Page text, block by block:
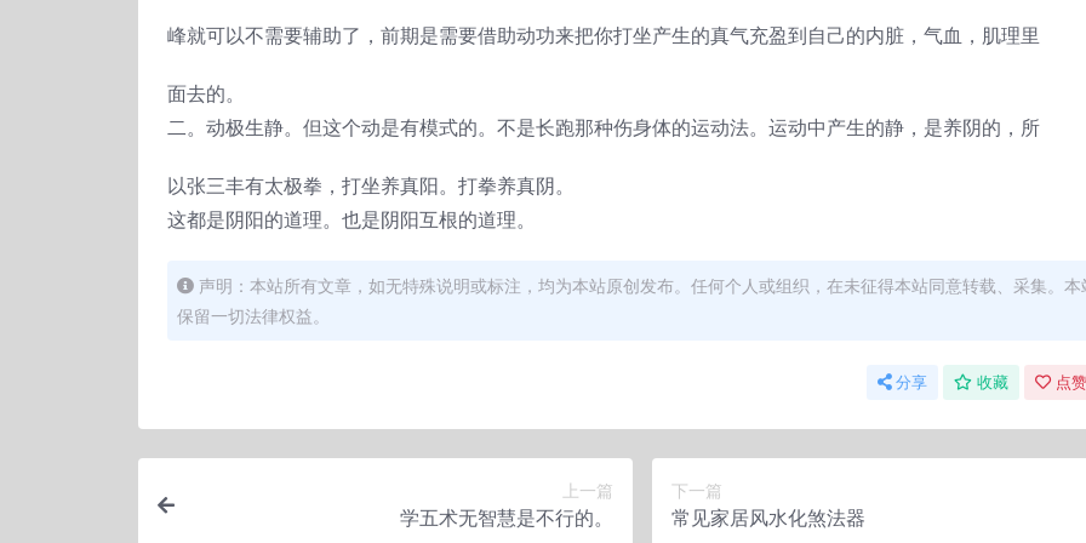
峰就可以不需要辅助了，前期是需要借助动功来把你打坐产生的真气充盈到自己的内脏，气血，肌理里
面去的。
二。动极生静。但这个动是有模式的。不是长跑那种伤身体的运动法。运动中产生的静，是养阴的，所
以张三丰有太极拳，打坐养真阳。打拳养真阴。
这都是阴阳的道理。也是阴阳互根的道理。
声明：本站所有文章，如无特殊说明或标注，均为本站原创发布。任何个人或组织，在未征得本站同意转载、采集。本
保留一切法律权益。
分享 收藏 点
上一篇
学五术无智慧是不行的。
下一篇
常见家居风水化煞法器